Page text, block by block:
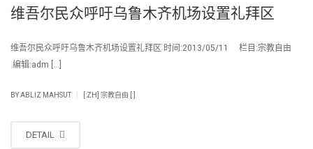
维吾尔民众呼吁乌鲁木齐机场设置礼拜区
维吾尔民众呼吁乌鲁木齐机场设置礼拜区 时间:2013/05/11 栏目:宗教自由
编辑:adm […]
BYABLIZ MAHSUT [:ZH] 宗教自由 [:]
DETAIL